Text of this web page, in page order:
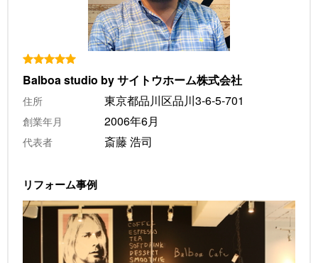
Balboa studio by サイトウホーム株式会社
住所 東京都品川区品川3-6-5-701
創業年月 2006年6月
代表者 斎藤 浩司
リフォーム事例